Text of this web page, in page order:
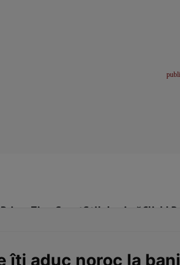
Prime Time SportStil de viațăClick!
îţi aduc noroc la